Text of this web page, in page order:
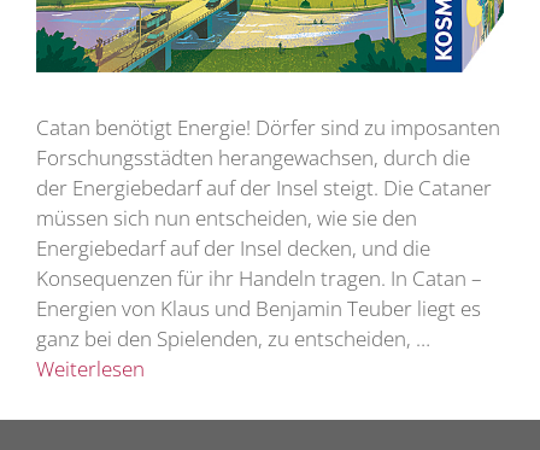
Catan benötigt Energie! Dörfer sind zu imposanten
Forschungsstädten herangewachsen, durch die
der Energiebedarf auf der Insel steigt. Die Cataner
müssen sich nun entscheiden, wie sie den
Energiebedarf auf der Insel decken, und die
Konsequenzen für ihr Handeln tragen. In Catan –
Energien von Klaus und Benjamin Teuber liegt es
ganz bei den Spielenden, zu entscheiden, …
Weiterlesen